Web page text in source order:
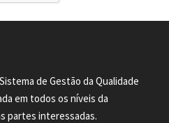
de Gestão da Qualidade
em todos os níveis da
partes interessadas.